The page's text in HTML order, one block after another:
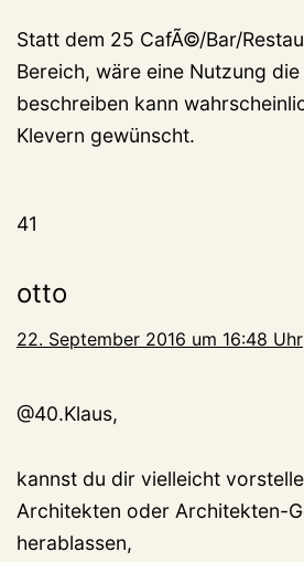
Statt dem 25 CafÃ©/Bar/
Bereich, wäre eine Nutzung
beschreiben kann
Klevern gewünscht.
41
otto
22. September 2016 um 16:48 Uhr
@40.Klaus,
kannst du dir vielleicht
Architekten oder Architekten-
herablassen,